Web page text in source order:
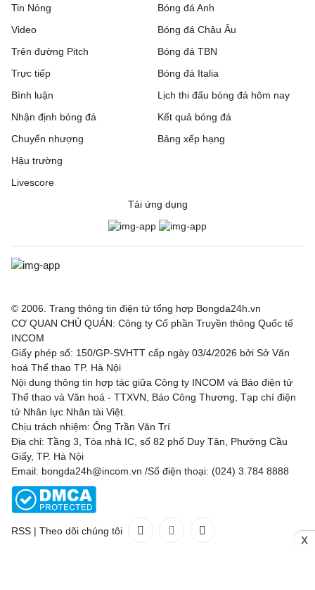
Tin Nóng
Video
Trên đường Pitch
Trực tiếp
Bóng đá Anh
Bóng đá Châu Âu
Bóng đá TBN
Bóng đá Italia
Bình luận
Nhận định bóng đá
Chuyển nhượng
Hậu trường
Livescore
Lịch thi đấu bóng đá hôm nay
Kết quả bóng đá
Bảng xếp hạng
Tải ứng dụng
© 2006. Trang thông tin điện tử tổng hợp Bongda24h.vn
CƠ QUAN CHỦ QUẢN: Công ty Cổ phần Truyền thông Quốc tế
INCOM
Giấy phép số: 150/GP-SVHTT cấp ngày 03/4/2026 bởi Sở Văn
hoá Thể thao TP. Hà Nội
Nội dung thông tin hợp tác giữa Công ty INCOM và Báo điện tử
Thể thao và Văn hoá - TTXVN, Báo Công Thương, Tạp chí điện
tử Nhân lực Nhân tài Việt.
Chịu trách nhiệm: Ông Trần Văn Trí
Địa chỉ: Tầng 3, Tòa nhà IC, số 82 phố Duy Tân, Phường Cầu
Giấy, TP. Hà Nội
Email: bongda24h@incom.vn /Số điện thoại: (024) 3.784 8888
RSS | Theo dõi chúng tôi
X